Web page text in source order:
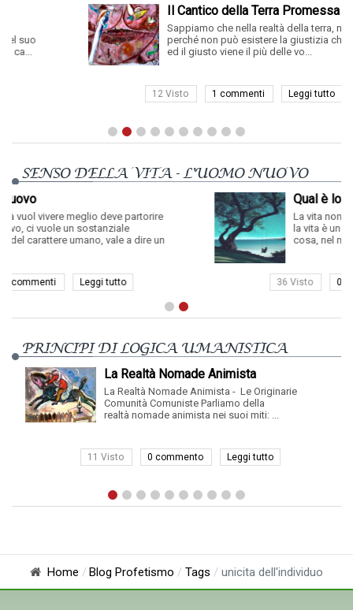
Il Cantico della Terra Promessa
Sappiamo che nella realtà della terra, non esiste,
perché non può esistere la giustizia che prevale,
ed il giusto viene il più delle vo...
1 commenti Leggi tutto
SENSO DELLA VITA - L'UOMO NUOVO
partorire
a dire un
Qual è lo Scopo della Vita?
La vita non ha altro scopo che se
la vita è un altro nome per indicare
cosa, nel mondo, può avere uno sc...
0 commento Leggi tutto
PRINCIPI DI LOGICA UMANISTICA
La Realtà Nomade Animista
La Realtà Nomade Animista - Le Originarie
Comunità Comuniste Parliamo della
realtà nomade animista nei suoi miti: ...
0 commento Leggi tutto
Home Blog Profetismo Tags unicita dell'individuo